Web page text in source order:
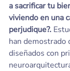
a sacrificar tu
viviendo en una
perjudique?.
han demostrado
diseñados con